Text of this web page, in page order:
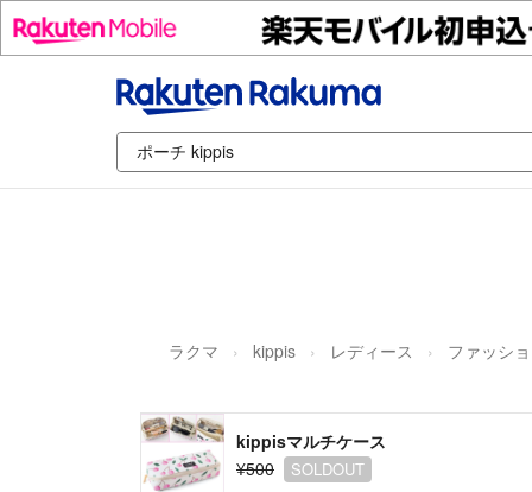
ラクマ kippis レディース ファッシ
kippisマルチケース
¥500
SOLDOUT